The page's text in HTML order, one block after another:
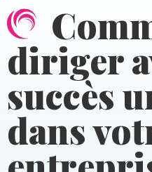
diriger
succès
dans